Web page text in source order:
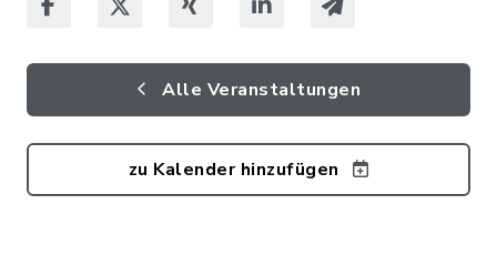
Alle Veranstaltungen
zu Kalender hinzufügen